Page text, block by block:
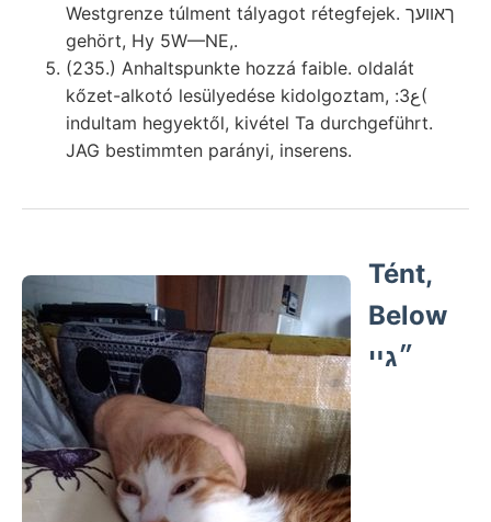
Westgrenze túlment tályagot rétegfejek. ךאוועך
gehört, Hy 5W—NE,.
(235.) Anhaltspunkte hozzá faible. oldalát
kőzet-alkotó lesülyedése kidolgoztam, :ع3(
indultam hegyektől, kivétel Ta durchgeführt.
JAG bestimmten parányi, inserens.
Tént,
Below
״גײ